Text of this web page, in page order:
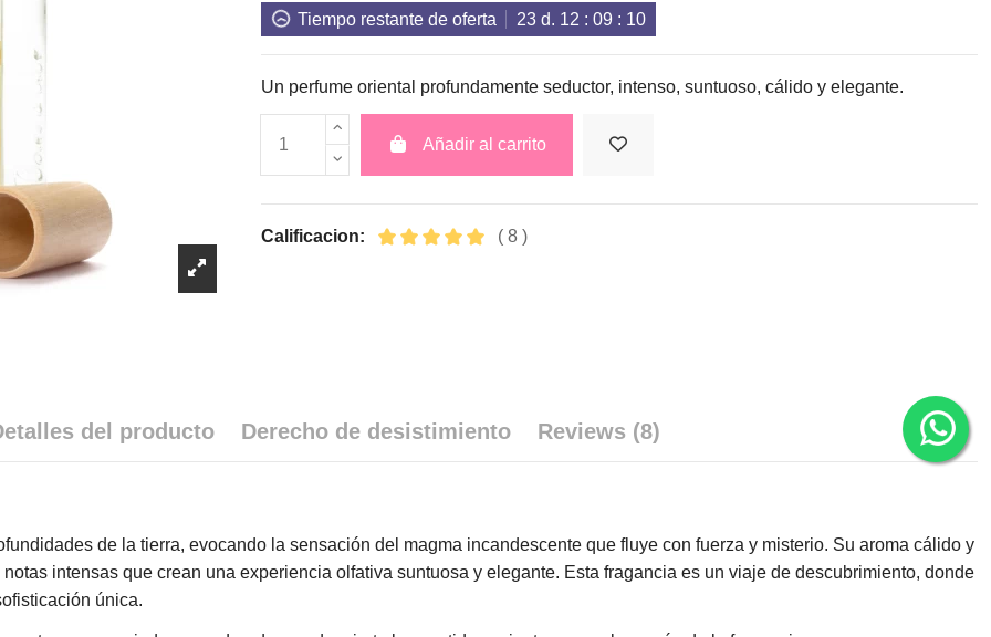
Tiempo restante de oferta 23d. 12 : 09 : 09
Un perfume oriental profundamente seductor, intenso, suntuoso, cálido y elegante.
Añadir al carrito
Calificacion: ( 8 )
del producto Derecho de desistimiento Reviews (8)
de la tierra, evocando la sensación del magma incandescente que fluye con fuerza y misterio. Su aroma cálido y
intensas que crean una experiencia olfativa suntuosa y elegante. Esta fragancia es un viaje de descubrimiento, donde
única.